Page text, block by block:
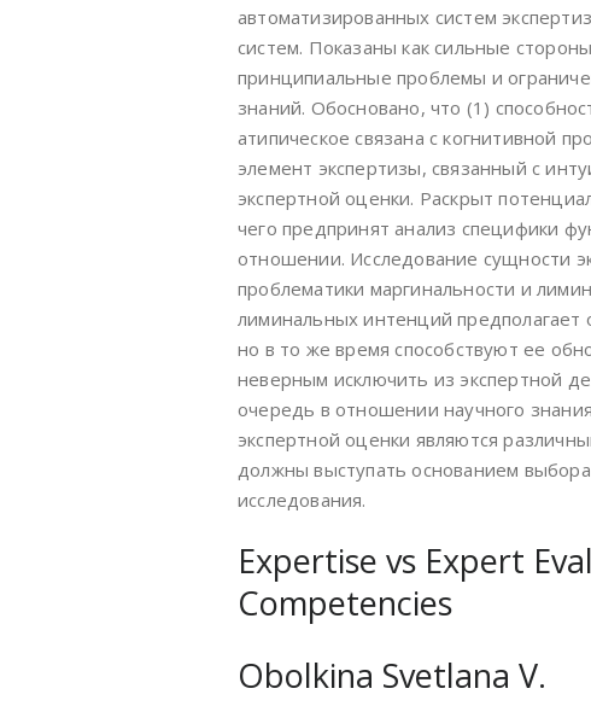
автоматизированных систем
систем. Показаны как сильные
принципиальные проблемы и
знаний. Обосновано, что (1)
атипическое связана с когнитивной
элемент экспертизы, связанный с
экспертной оценки. Раскрыт
чего предпринят анализ специфики
отношении. Исследование сущности
проблематики маргинальности и
лиминальных интенций
но в то же время способствуют ее
неверным исключить из экспертной
очередь в отношении научного
экспертной оценки являются
должны выступать основанием
исследования.
Expertise vs Expert
Competencies
Obolkina Svetlana V.